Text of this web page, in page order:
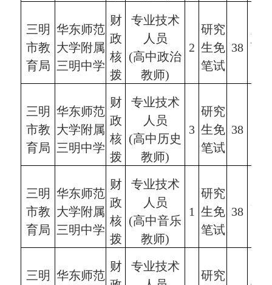
三明
市教
育局
华东师范
大学附属
三明中学
财
政
核
拨
专业技术
人员
(高中政治
教师)
2
研究
生免
笔试
38
政
三明
市教
育局
华东师范
大学附属
三明中学
财
政
核
拨
专业技术
人员
(高中历史
教师)
3
研究
生免
笔试
38
三明
市教
育局
华东师范
大学附属
三明中学
财
政
核
拨
专业技术
人员
(高中音乐
教师)
1
研究
生免
笔试
38
表
三明 华东师范
财
专业技术
研究